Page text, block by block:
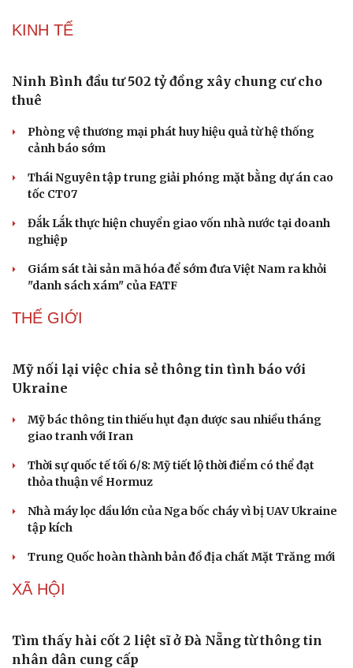
Thông tin doanh nghiệp
Doanh nghiệp 24h
Doanh nhân
Vì cộng đồng
Sành điệu
Chuyển đổi số
KINH TẾ
Ninh Bình đầu tư 502 tỷ đồng xây chung cư cho
thuê
Phòng vệ thương mại phát huy hiệu quả từ hệ thống
cảnh báo sớm
Thái Nguyên tập trung giải phóng mặt bằng dự án cao
tốc CT07
Đắk Lắk thực hiện chuyển giao vốn nhà nước tại doanh
nghiệp
Giám sát tài sản mã hóa để sớm đưa Việt Nam ra khỏi
"danh sách xám" của FATF
THẾ GIỚI
Mỹ nối lại việc chia sẻ thông tin tình báo với
Ukraine
Mỹ bác thông tin thiếu hụt đạn dược sau nhiều tháng
giao tranh với Iran
Thời sự quốc tế tối 6/8: Mỹ tiết lộ thời điểm có thể đạt
thỏa thuận về Hormuz
Nhà máy lọc dầu lớn của Nga bốc cháy vì bị UAV Ukraine
tập kích
Trung Quốc hoàn thành bản đồ địa chất Mặt Trăng mới
XÃ HỘI
Tìm thấy hài cốt 2 liệt sĩ ở Đà Nẵng từ thông tin
nhân dân cung cấp